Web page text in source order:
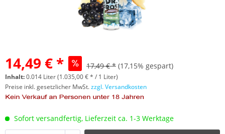
14,49 € * 17,49 € * (17,15% gespart)
Inhalt:0.014 Liter (1.035,00 € * / 1 Liter)
Preise inkl. gesetzlicher MwSt.zzgl. Versandkosten
Sofort versandfertig, Lieferzeit ca. 1-3 Werktage